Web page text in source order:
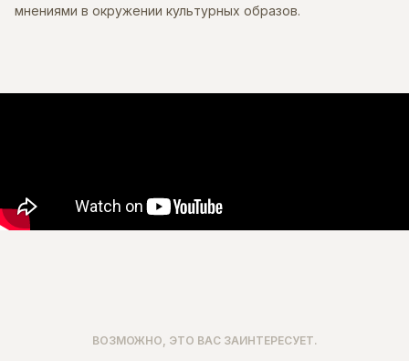
мнениями в окружении культурных образов.
ВОЗМОЖНО, ЭТО ВАС ЗАИНТЕРЕСУЕТ.